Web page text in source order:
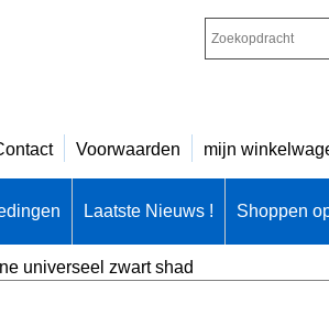
Voorwaarden mijn
Laatste Nieuws ! Shoppen
universeel zwart shad